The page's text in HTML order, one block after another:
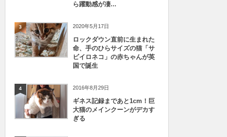
ら躍動感が凄...
3 2020年5月17日
ロックダウン直前に生まれた
命、手のひらサイズの猫「サ
ビイロネコ」の赤ちゃんが英
国で誕生
4 2016年8月29日
ギネス記録まであと1cm！巨
大猫のメインクーンがデカす
ぎる